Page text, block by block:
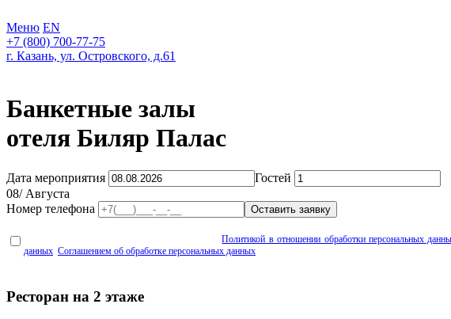
Меню EN
+7 (800) 700-77-75
г. Казань, ул. Островского, д.61
Банкетные залы
отеля Биляр Палас
Дата мероприятия
08/ Августа
Гостей
Номер телефона Оставить заявку
*Настоящим Вы подтверждаете своё согласие сПолитикой в отношении обработки персональных
данных Соглашением об обработке персональных данных
Ресторан на 2 этаже